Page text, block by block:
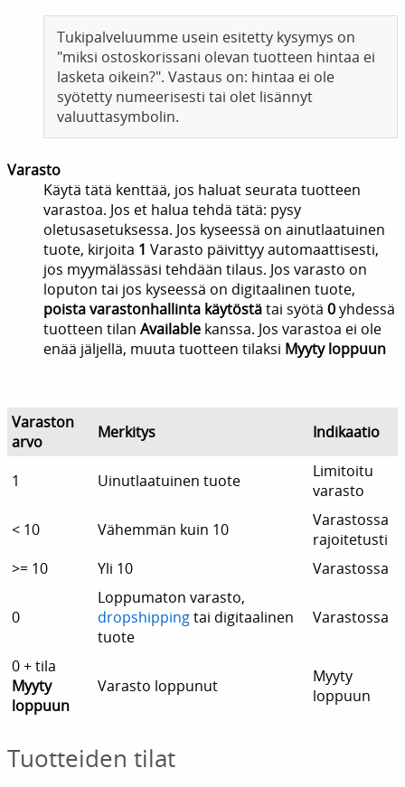
Tukipalveluumme usein esitetty kysymys on
"miksi ostoskorissani olevan tuotteen hintaa ei
lasketa oikein?". Vastaus on: hintaa ei ole
syötetty numeerisesti tai olet lisännyt
valuuttasymbolin.
Varasto
Käytä tätä kenttää, jos haluat seurata tuotteen
varastoa. Jos et halua tehdä tätä: pysy
oletusasetuksessa. Jos kyseessä on ainutlaatuinen
tuote, kirjoita 1 Varasto päivittyy automaattisesti,
jos myymälässäsi tehdään tilaus. Jos varasto on
loputon tai jos kyseessä on digitaalinen tuote,
poista varastonhallinta käytöstätai syötä 0yhdessä
tuotteen tilan Available kanssa. Jos varastoa ei ole
enää jäljellä, muuta tuotteen tilaksi Myyty loppuun
Varaston
arvo
Merkitys Indikaatio
1 Uinutlaatuinen tuote
Limitoitu
varasto
< 10
Vähemmän kuin 10
Varastossa
rajoitetusti
>= 10
Yli 10 Varastossa
0
Loppumaton varasto,
dropshippingtai digitaalinen
tuote
Varastossa
0 + tila
Myyty
loppuun
Varasto loppunut
Myyty
loppuun
Tuotteiden tilat